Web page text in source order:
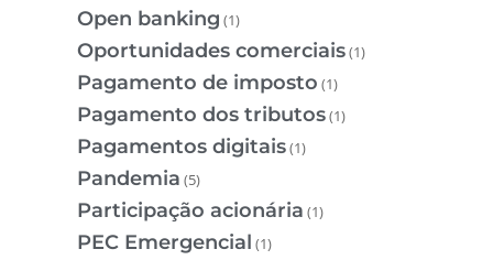
Open banking (1)
Oportunidades comerciais(1)
Pagamento de imposto (1)
Pagamento dos tributos(1)
Pagamentos digitais(1)
Pandemia (5)
Participação acionária (1)
PEC Emergencial (1)